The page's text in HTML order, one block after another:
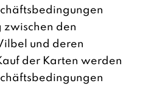
zwischen den
und deren
der Karten werden